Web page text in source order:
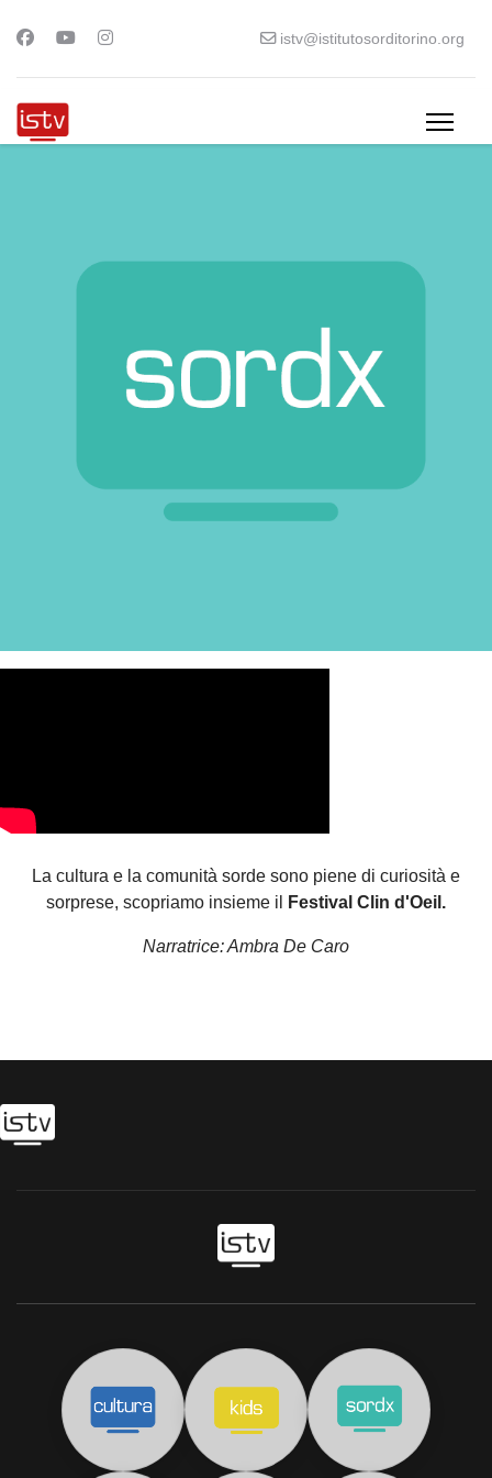
istv@istitutosorditorino.org
La cultura e la comunità sorde sono piene di curiosità e
sorprese, scopriamo insieme il
Festival Clin d'Oeil.
Narratrice: Ambra De Caro